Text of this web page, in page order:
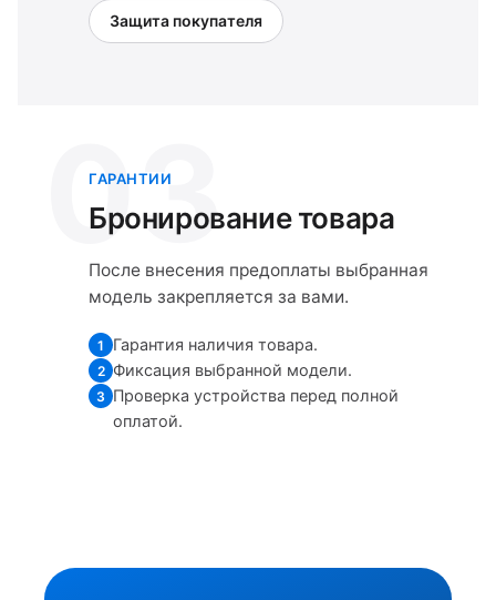
Защита покупателя
03
ГАРАНТИИ
Бронирование товара
После внесения предоплаты выбранная
модель закрепляется за вами.
1 Гарантия наличия товара.
2 Фиксация выбранной модели.
3 Проверка устройства перед полной
оплатой.